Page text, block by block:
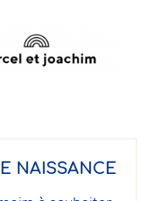
NAISSANCE